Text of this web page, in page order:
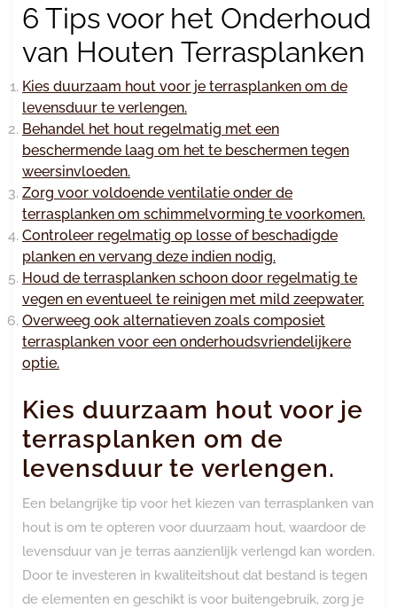
6 Tips voor het Onderhoud
van Houten Terrasplanken
Kies duurzaam hout voor je terrasplanken om de
levensduur te verlengen.
Behandel het hout regelmatig met een
beschermende laag om het te beschermen tegen
weersinvloeden.
Zorg voor voldoende ventilatie onder de
terrasplanken om schimmelvorming te voorkomen.
Controleer regelmatig op losse of beschadigde
planken en vervang deze indien nodig.
Houd de terrasplanken schoon door regelmatig te
vegen en eventueel te reinigen met mild zeepwater.
Overweeg ook alternatieven zoals composiet
terrasplanken voor een onderhoudsvriendelijkere
optie.
Kies duurzaam hout voor je
terrasplanken om de
levensduur te verlengen.
Een belangrijke tip voor het kiezen van terrasplanken van
hout is om te opteren voor duurzaam hout, waardoor de
levensduur van je terras aanzienlijk verlengd kan worden.
Door te investeren in kwaliteitshout dat bestand is tegen
de elementen en geschikt is voor buitengebruik, zorg je